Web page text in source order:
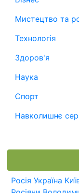
Мистецтво та
Технологія
Здоров'я
Наука
Спорт
Навколишнє
Росія Україна